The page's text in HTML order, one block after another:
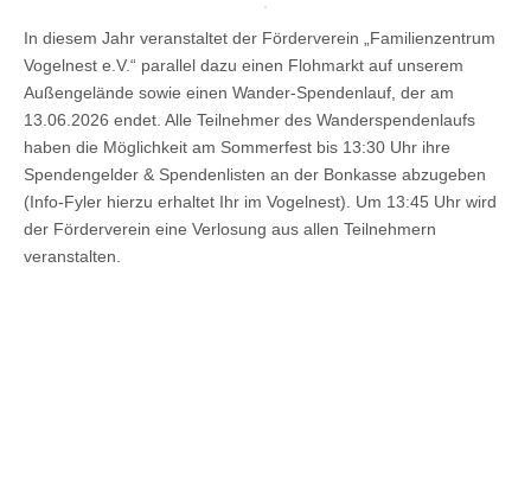
In diesem Jahr veranstaltet der Förderverein „Familienzentrum
Vogelnest e.V.“ parallel dazu einen Flohmarkt auf unserem
Außengelände sowie einen Wander-Spendenlauf, der am
13.06.2026 endet. Alle Teilnehmer des Wanderspendenlaufs
haben die Möglichkeit am Sommerfest bis 13:30 Uhr ihre
Spendengelder & Spendenlisten an der Bonkasse abzugeben
(Info-Fyler hierzu erhaltet Ihr im Vogelnest). Um 13:45 Uhr wird
der Förderverein eine Verlosung aus allen Teilnehmern
veranstalten.